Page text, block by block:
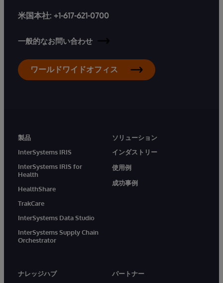
米国本社: +1-617-621-0700
一般的なお問い合わせ
ワールドワイドオフィス
製品
InterSystems IRIS
InterSystems IRIS for
Health
HealthShare
TrakCare
InterSystems Data Studio
InterSystems Supply Chain
Orchestrator
ソリューション
インダストリー
使用例
成功事例
ナレッジハブ
パートナー